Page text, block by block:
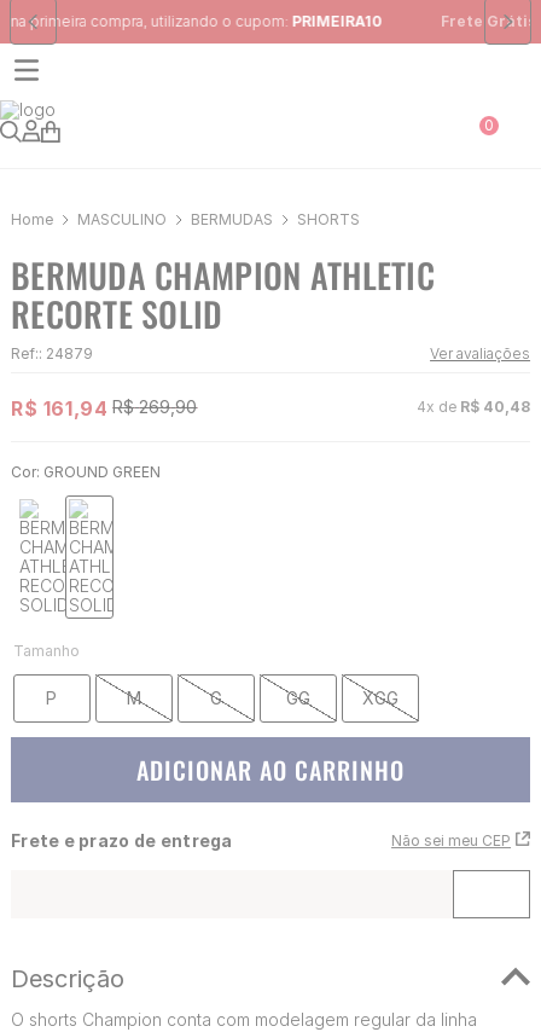
Frete Grátispara região Sudeste em pedidos acima de R$ 399,00
0
MASCULINO BERMUDAS SHORTS
BERMUDA CHAMPION ATHLETIC
RECORTE SOLID
Ref:: 24879 Ver avaliações
R$ 161,94 R$ 269,90 4x de R$ 40 48
Cor: GROUND GREEN
Tamanho
P M G GG XGG
ADICIONAR AO CARRINHO
Frete e prazo de entrega Não sei meu CEP
Descrição
O shorts Champion conta com modelagem regular da linha